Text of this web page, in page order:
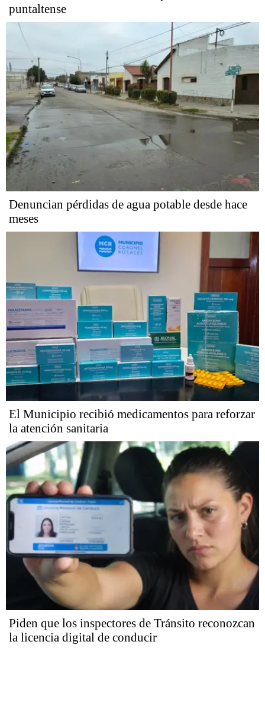
puntaltense
Denuncian pérdidas de agua potable desde hace
meses
El Municipio recibió medicamentos para reforzar
la atención sanitaria
Piden que los inspectores de Tránsito reconozcan
la licencia digital de conducir